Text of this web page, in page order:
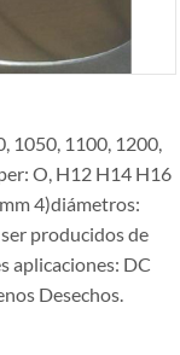
1050, 1100, 1200,
O, H12 H14 H16
4)diámetros:
producidos de
aplicaciones: DC
Desechos.